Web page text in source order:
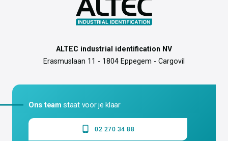
ALTEC industrial identification NV
Erasmuslaan 11 - 1804 Eppegem - Cargovil
Ons team staat voor je klaar
02 270 34 88